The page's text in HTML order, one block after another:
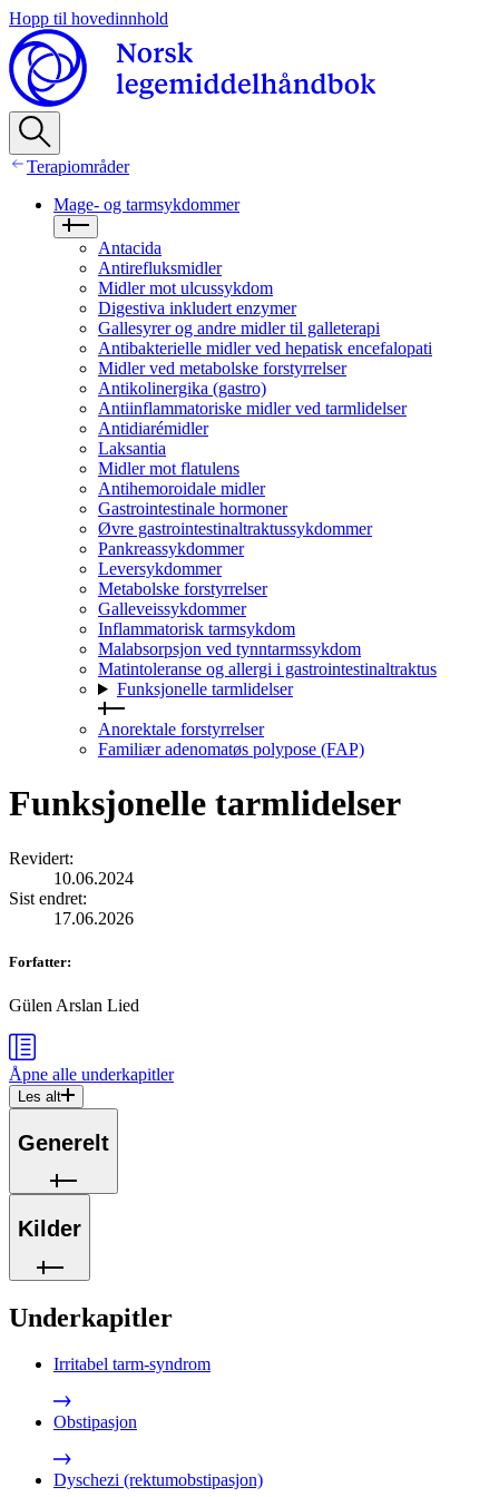
Hopp til hovedinnhold
Terapiområder
Mage- og tarmsykdommer
Antacida
Antirefluksmidler
Midler mot ulcussykdom
Digestiva inkludert enzymer
Gallesyrer og andre midler til galleterapi
Antibakterielle midler ved hepatisk encefalopati
Midler ved metabolske forstyrrelser
Antikolinergika (gastro)
Antiinflammatoriske midler ved tarmlidelser
Antidiarémidler
Laksantia
Midler mot flatulens
Antihemoroidale midler
Gastrointestinale hormoner
Øvre gastrointestinaltraktussykdommer
Pankreassykdommer
Leversykdommer
Metabolske forstyrrelser
Galleveissykdommer
Inflammatorisk tarmsykdom
Malabsorpsjon ved tynntarmssykdom
Matintoleranse og allergi i gastrointestinaltraktus
Funksjonelle tarmlidelser
Anorektale forstyrrelser
Familiær adenomatøs polypose (FAP)
Funksjonelle tarmlidelser
Revidert:
10.06.2024
Sist endret:
17.06.2026
Forfatter:
Gülen Arslan Lied
Åpne alle underkapitler
Les alt
Generelt
Kilder
Underkapitler
Irritabel tarm-syndrom
Obstipasjon
Dyschezi (rektumobstipasjon)